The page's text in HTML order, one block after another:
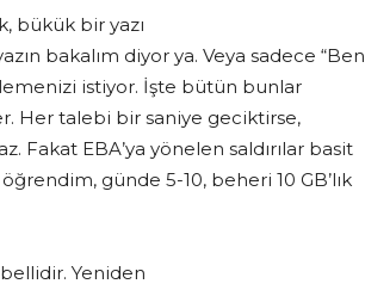
bükük bir yazı
bakalım diyor ya. Veya sadece “Ben
istiyor. İşte bütün bunlar
Her talebi bir saniye geciktirse,
Fakat EBA’ya yönelen saldırılar basit
günde 5-10, beheri 10 GB’lık
Yeniden